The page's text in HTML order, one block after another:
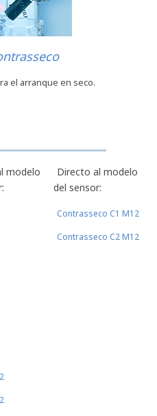
el arranque en seco.
modelo
Directo al modelo
del sensor:
Contrasseco C1 M12
Contrasseco C2 M12